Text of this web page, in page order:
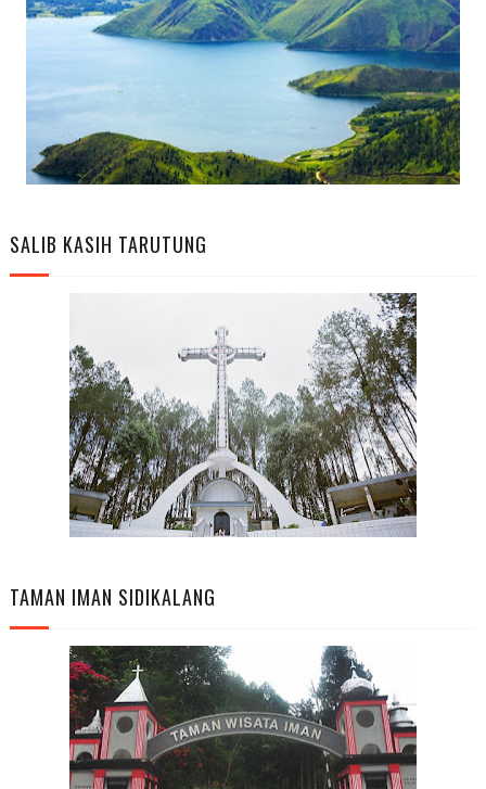
SALIB KASIH TARUTUNG
TAMAN IMAN SIDIKALANG